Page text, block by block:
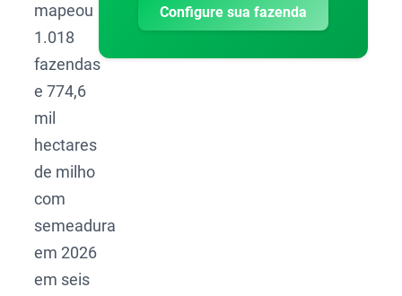
mapeou
1.018
fazendas
e 774,6
mil
hectares
de milho
com
semeadura
em 2026
em seis
Configure sua fazenda